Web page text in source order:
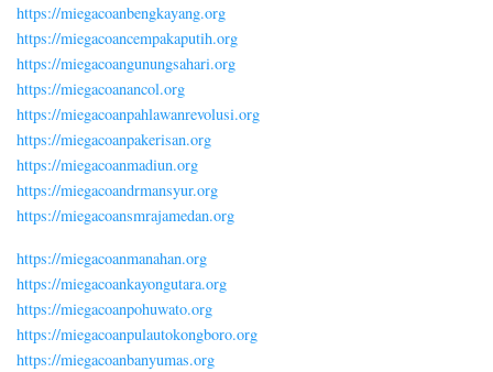
https://miegacoanbengkayang.org
https://miegacoancempakaputih.org
https://miegacoangunungsahari.org
https://miegacoanancol.org
https://miegacoanpahlawanrevolusi.org
https://miegacoanpakerisan.org
https://miegacoanmadiun.org
https://miegacoandrmansyur.org
https://miegacoansmrajamedan.org
https://miegacoanmanahan.org
https://miegacoankayongutara.org
https://miegacoanpohuwato.org
https://miegacoanpulautokongboro.org
https://miegacoanbanyumas.org